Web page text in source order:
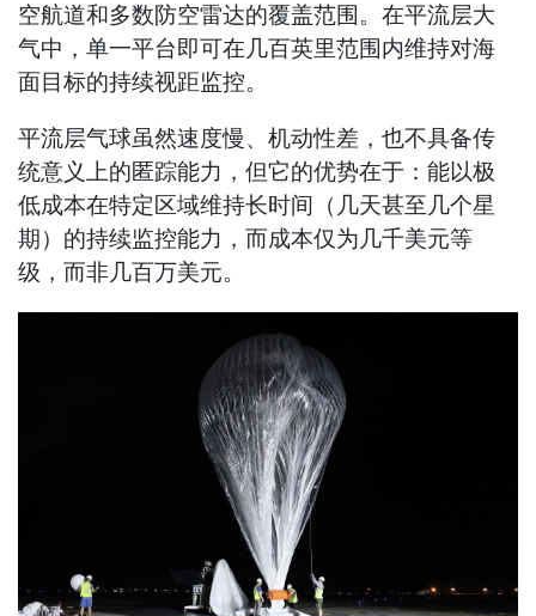
空航道和多数防空雷达的覆盖范围。在平流层大
气中，单一平台即可在几百英里范围内维持对海
面目标的持续视距监控。
平流层气球虽然速度慢、机动性差，也不具备传
统意义上的匿踪能力，但它的优势在于：能以极
低成本在特定区域维持长时间（几天甚至几个星
期）的持续监控能力，而成本仅为几千美元等
级，而非几百万美元。